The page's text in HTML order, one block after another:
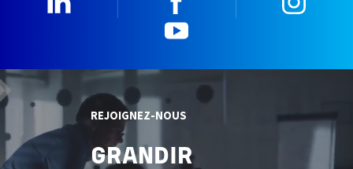
REJOIGNEZ-NOUS
GRANDIR